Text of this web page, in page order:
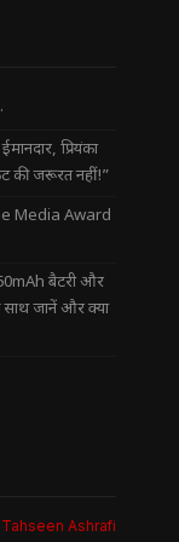
प्रियंका
की जरूरत नहीं!”
Media Award
बैटरी और
जानें और क्या
Tahseen Ashrafi